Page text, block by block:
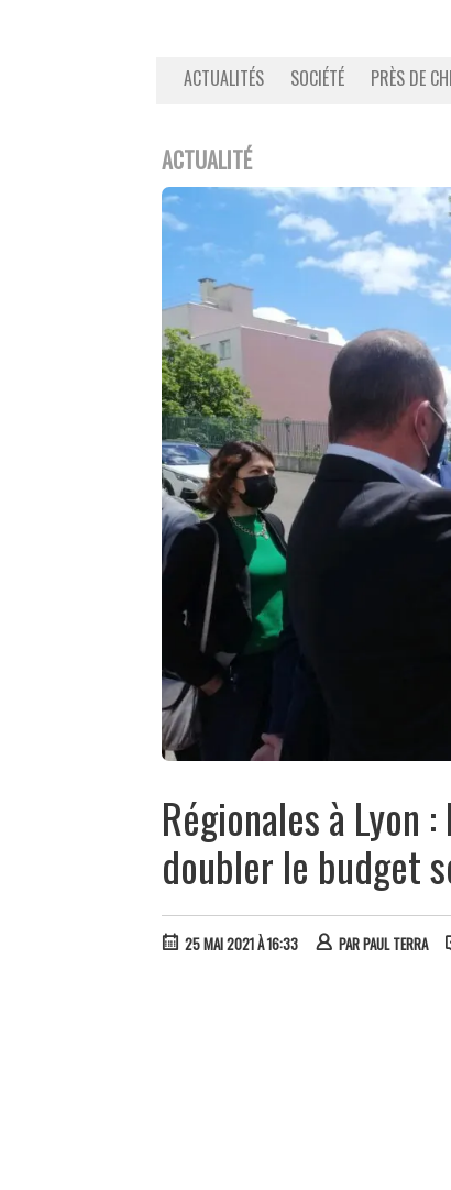
ACTUALITÉS SOCIÉTÉ PRÈS DE
ACTUALITÉ
Régionales à Lyon
doubler le budget
25 MAI 2021 À 16:33 PARPAUL TERRA